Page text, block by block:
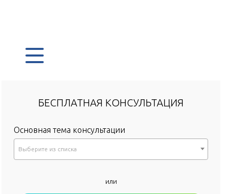
БЕСПЛАТНАЯ КОНСУЛЬТАЦИЯ
Основная тема консультации
Выберите из списка
*или